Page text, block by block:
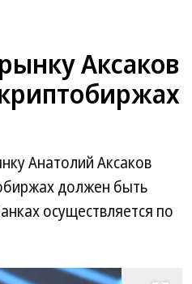
Аксаков
Анатолий Аксаков
должен быть
осуществляется по